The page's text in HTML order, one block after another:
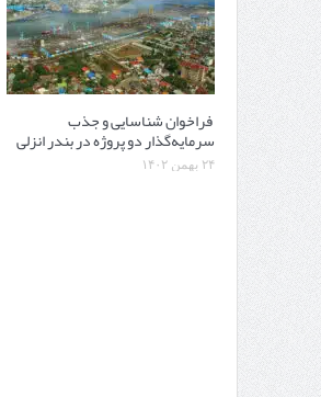
​ فراخوان شناسایی و جذب
سرمایه‌گذار دو پروژه در بندر انزلی
۲۴ بهمن ۱۴۰۲